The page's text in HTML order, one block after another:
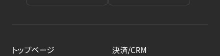
トップページ
決済/CRM